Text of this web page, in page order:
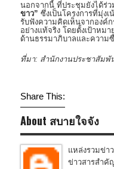
นอกจากนี้ ที่ประชุมยังได้ร่
ขาว” ซึ่งเป็นโครงการที่มุ่ง
รับฟังความคิดเห็นจากองค์
อย่างแท้จริง โดยตั้งเป้าหม
ด้านธรรมาภิบาลและความ
ที่มา: สำนักงานประชาสัมพั
Share This:
About สบายใจจัง
แหล่งรวมข่า
ข่าวสารสำคั